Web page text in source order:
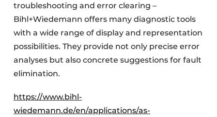
troubleshooting and error clearing –
Bihl+Wiedemann offers many diagnostic tools
with a wide range of display and representation
possibilities. They provide not only precise error
analyses but also concrete suggestions for fault
elimination.
https://www.bihl-
wiedemann.de/en/applications/as-